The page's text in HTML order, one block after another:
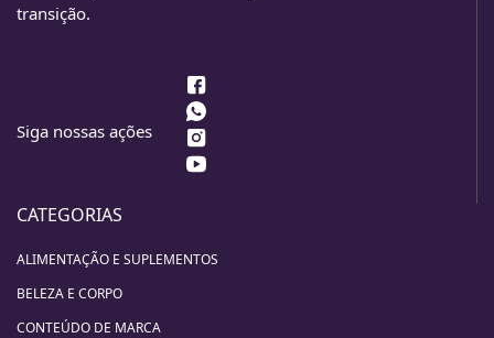
transição.
Siga nossas ações
CATEGORIAS
ALIMENTAÇÃO E SUPLEMENTOS
BELEZA E CORPO
CONTEÚDO DE MARCA